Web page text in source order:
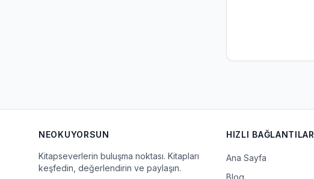
NEOKUYORSUN
Kitapseverlerin buluşma noktası. Kitapları
keşfedin, değerlendirin ve paylaşın.
HIZLI BAĞLANTILAR
Ana Sayfa
Blog